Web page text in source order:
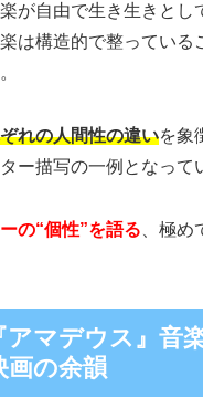
が自由で生き生きとし
は構造的で整っている
れの人間性の違いを象
ー描写の一例となって
の“個性”を語る 、極
アマデウス』音
画の余韻